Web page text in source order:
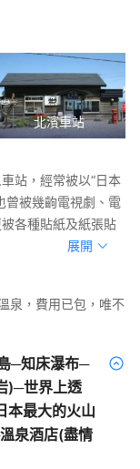
北濱車站
站，經常被以“日本
曾被幾齣電視劇、電
各種貼紙及紙張貼
展開
泉，費用已包，唯不
─知床瀑布─
)─世界上透
本最大的火山
泉酒店(盡情